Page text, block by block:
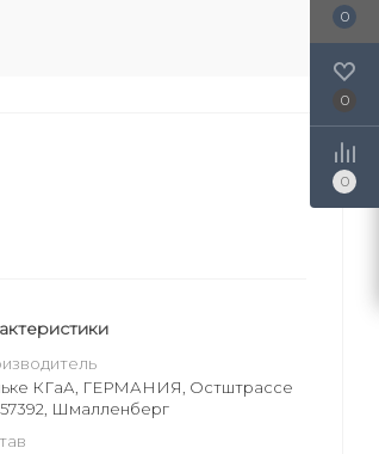
КГаА, ГЕРМАНИЯ, Остштрассе
Шмалленберг
0
0
0